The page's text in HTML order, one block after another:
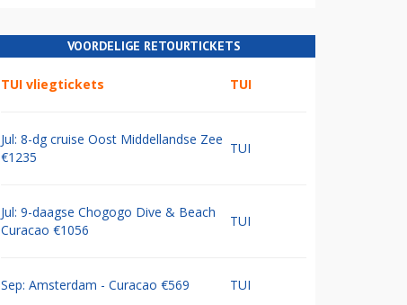
VOORDELIGE RETOURTICKETS
TUI vliegtickets TUI
Jul: 8-dg cruise Oost Middellandse Zee
€1235
TUI
Jul: 9-daagse Chogogo Dive & Beach
Curacao €1056
TUI
Sep: Amsterdam - Curacao €569 TUI